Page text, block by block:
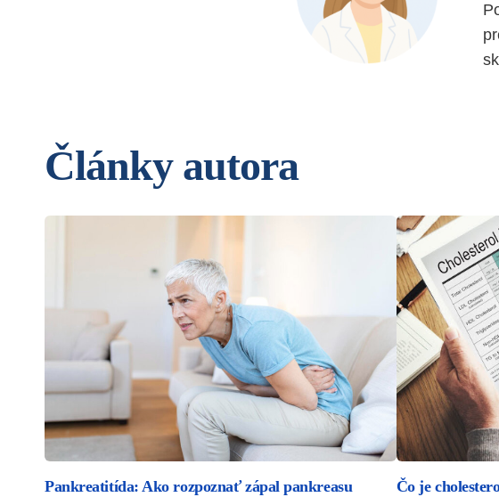
Články autora
Pankreatitída: Ako rozpoznať zápal pankreasu Čo je